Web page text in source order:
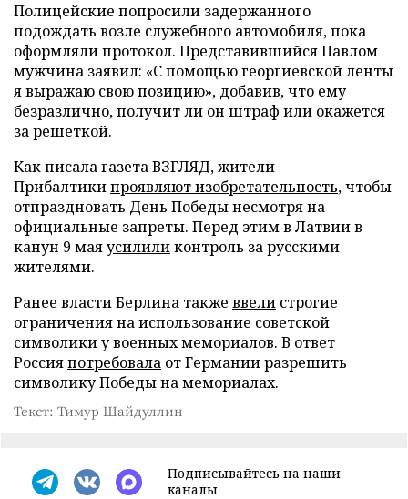
Полицейские попросили задержанного
подождать возле служебного автомобиля, пока
оформляли протокол. Представившийся Павлом
мужчина заявил: «С помощью георгиевской ленты
я выражаю свою позицию», добавив, что ему
безразлично, получит ли он штраф или окажется
за решеткой.
Как писала газета ВЗГЛЯД, жители
Прибалтикипроявляют изобретательность, чтобы
отпраздновать День Победы несмотря на
официальные запреты. Перед этим в Латвии в
канун 9 маяусилиликонтроль за русскими
жителями.
Ранее власти Берлина также ввели строгие
ограничения на использование советской
символики у военных мемориалов. В ответ
Россияпотребовала от Германии разрешить
символику Победы на мемориалах.
Текст: Тимур Шайдуллин
Подписывайтесь на наши
каналы